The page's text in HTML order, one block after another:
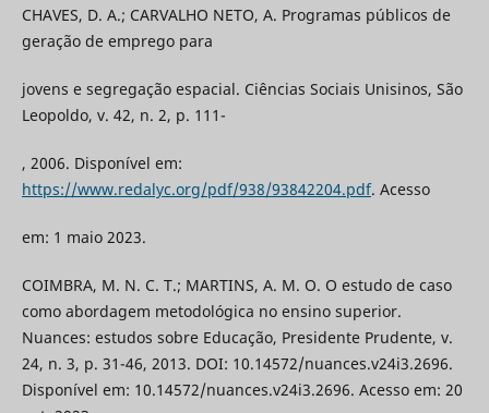
CHAVES, D. A.; CARVALHO NETO, A. Programas públicos de
geração de emprego para
jovens e segregação espacial. Ciências Sociais Unisinos, São
Leopoldo, v. 42, n. 2, p. 111-
, 2006. Disponível em:
https://www.redalyc.org/pdf/938/93842204.pdf. Acesso
em: 1 maio 2023.
COIMBRA, M. N. C. T.; MARTINS, A. M. O. O estudo de caso
como abordagem metodológica no ensino superior.
Nuances: estudos sobre Educação, Presidente Prudente, v.
24, n. 3, p. 31-46, 2013. DOI: 10.14572/nuances.v24i3.2696.
Disponível em: 10.14572/nuances.v24i3.2696. Acesso em: 20